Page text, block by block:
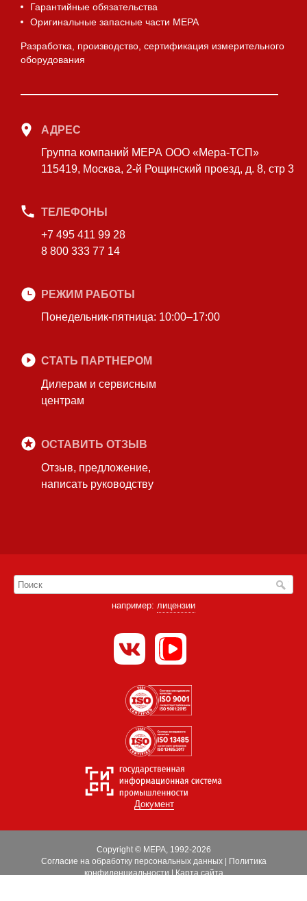
Гарантийные обязательства
Оригинальные запасные части МЕРА
Разработка, производство, сертификация измерительного
оборудования
АДРЕС
Группа компаний МЕРА ООО «Мера-ТСП»
115419, Москва, 2-й Рощинский проезд, д. 8, стр 3
ТЕЛЕФОНЫ
+7 495 411 99 28
8 800 333 77 14
РЕЖИМ РАБОТЫ
Понедельник-пятница: 10:00–17:00
СТАТЬ ПАРТНЕРОМ
Дилерам и сервисным
центрам
ОСТАВИТЬ ОТЗЫВ
Отзыв, предложение,
написать руководству
например: лицензии
Документ
Copyright © МЕРА, 1992-2026
Согласие на обработку персональных данных|
Политика
конфиденциальности|Карта сайта